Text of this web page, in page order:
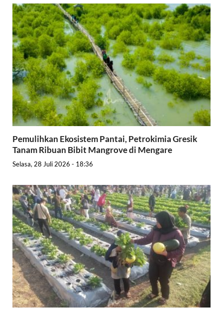
Pemulihkan Ekosistem Pantai, Petrokimia Gresik
Tanam Ribuan Bibit Mangrove di Mengare
Selasa, 28 Juli 2026 - 18:36